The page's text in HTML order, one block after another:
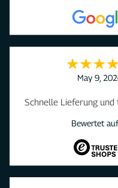
May 9,
Schnelle Lieferung
Bewertet auf